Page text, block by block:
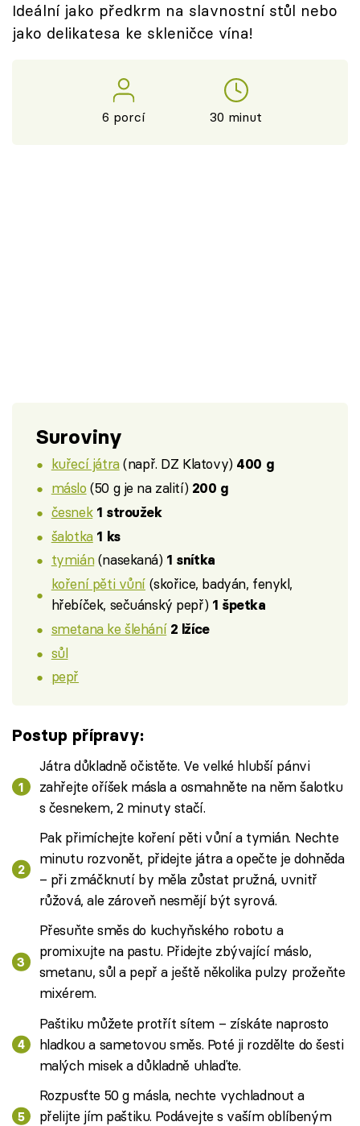
Ideální jako předkrm na slavnostní stůl nebo
jako delikatesa ke skleničce vína!
6 porcí 30 minut
Suroviny
kuřecí játra(např. DZ Klatovy) 400 g
máslo (50 g je na zalití) 200 g
česnek 1 stroužek
šalotka 1 ks
tymián(nasekaná) 1 snítka
koření pěti vůní (skořice, badyán, fenykl,
hřebíček, sečuánský pepř) 1 špetka
smetana ke šlehání 2 lžíce
sůl
pepř
Postup přípravy:
Játra důkladně očistěte. Ve velké hlubší pánvi
zahřejte oříšek másla a osmahněte na něm šalotku
s česnekem, 2 minuty stačí.
Pak přimíchejte koření pěti vůní a tymián. Nechte
minutu rozvonět, přidejte játra a opečte je dohněda
– při zmáčknutí by měla zůstat pružná, uvnitř
růžová, ale zároveň nesmějí být syrová.
Přesuňte směs do kuchyňského robotu a
promixujte na pastu. Přidejte zbývající máslo,
smetanu, sůl a pepř a ještě několika pulzy prožeňte
mixérem.
Paštiku můžete protřít sítem – získáte naprosto
hladkou a sametovou směs. Poté ji rozdělte do šesti
malých misek a důkladně uhlaďte.
Rozpusťte 50 g másla, nechte vychladnout a
přelijte jím paštiku. Podávejte s vaším oblíbeným